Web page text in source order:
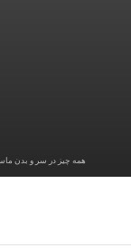
همه چیز در سر و بدن